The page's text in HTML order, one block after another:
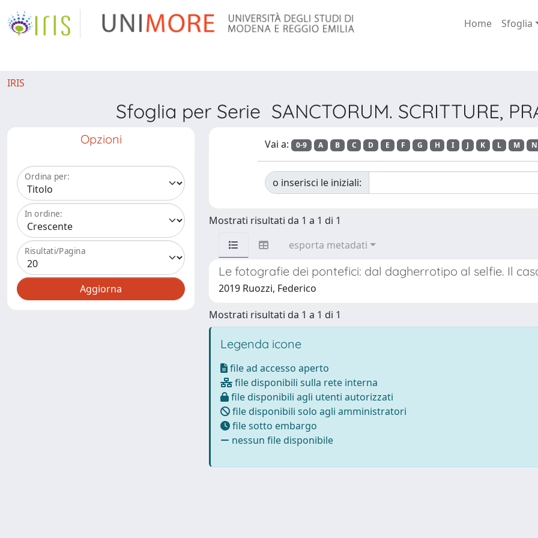
Home Sfoglia
IRIS
Sfoglia per Serie SANCTORUM. SCRITTURE,
Opzioni
Ordina per:
In ordine:
Risultati/Pagina
Vai a: 0-9 A B C D E F G H I J K L M N
o inserisci le iniziali:
Mostrati risultati da 1 a 1 di 1
esporta metadati
Le fotografie dei pontefici: dal dagherrotipo al selfie. Il
2019 Ruozzi, Federico
Mostrati risultati da 1 a 1 di 1
Legenda icone
file ad accesso aperto
file disponibili sulla rete interna
file disponibili agli utenti autorizzati
file disponibili solo agli amministratori
file sotto embargo
nessun file disponibile